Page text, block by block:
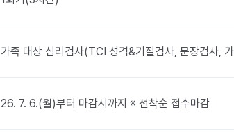
가족 대상 심리검사(TCI 성격&기질검사, 문장검사,
26. 7. 6.(월)부터 마감시까지 ※ 선착순 접수마감